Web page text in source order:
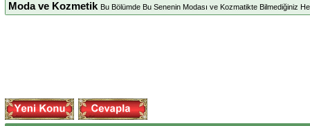
Moda ve Kozmetik Bu Bölümde Bu Senenin Modası ve Kozmatikte Bilmediğiniz